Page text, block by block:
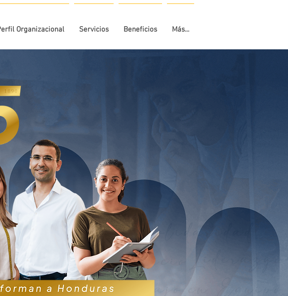
Organizacional Servicios Beneficios Más...